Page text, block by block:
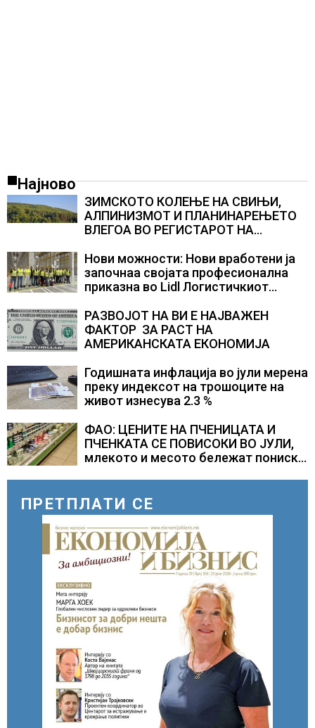
Најново
ЗИМСКОТО КОЛЕЊЕ НА СВИЊИ,
АЛПИНИЗМОТ И ПЛАНИНАРЕЊЕТО
ВЛЕГОА ВО РЕГИСТАРОТ НА
СЛОВЕНИЈА
Нови можности: Нови вработени ја
започнаа својата професионална
приказна во Lidl Логистичкиот
РАЗВОЈОТ НА ВИ Е НАЈВАЖЕН
ФАКТОР ЗА РАСТ НА
АМЕРИКАНСКАТА ЕКОНОМИЈА
Годишната инфлација во јули мерена
преку индексот на трошоците на
живот изнесува 2.3 %
ФАО: ЦЕНИТЕ НА ПЧЕНИЦАТА И
ПЧЕНКАТА СЕ ПОВИСОКИ ВО ЈУЛИ,
млекото и месото бележат пониски
ПРЕТПЛАТИ СЕ